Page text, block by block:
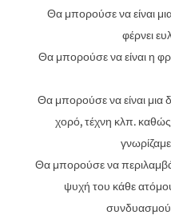
Θα μπορούσε να είναι
φέρνει
Θα μπορούσε να είναι η
Θα μπορούσε να είναι μια
χορό, τέχνη κλπ.
Θα μπορούσε να
ψυχή του κάθε